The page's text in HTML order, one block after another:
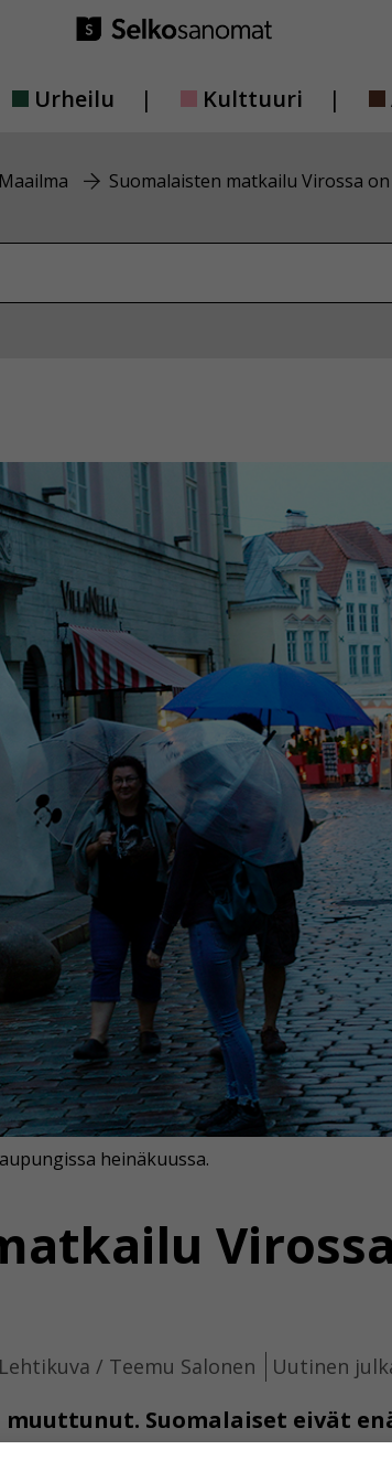
Urheilu Kulttuuri
Maailma Suomalaisten matkailu Virossa
/ Teemu Salonen Uutinen
Suomalaiset eivät
heinäkuussa.